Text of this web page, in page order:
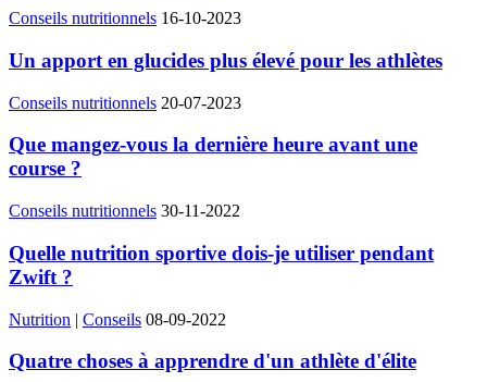
Conseils nutritionnels 16-10-2023
Un apport en glucides plus élevé pour les athlètes
Conseils nutritionnels 20-07-2023
Que mangez-vous la dernière heure avant une
course ?
Conseils nutritionnels 30-11-2022
Quelle nutrition sportive dois-je utiliser pendant
Zwift ?
Nutrition | Conseils 08-09-2022
Quatre choses à apprendre d'un athlète d'élite